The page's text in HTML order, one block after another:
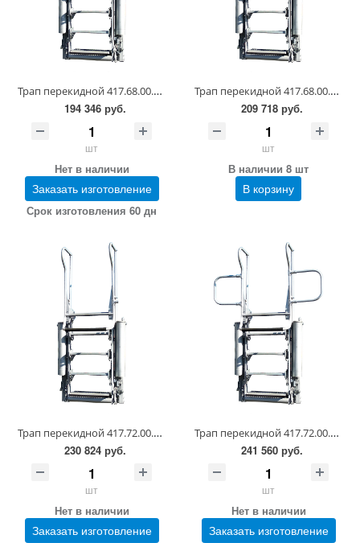
Трап перекидной 417.68.00.00.00
194 346 руб.
шт
Нет в наличии
Заказать изготовление
Срок изготовления 60 дн
Трап перекидной 417.68.00.00.00-02
209 718 руб.
шт
В наличии 8 шт
В корзину
Трап перекидной 417.72.00.00.00
230 824 руб.
шт
Нет в наличии
Заказать изготовление
Трап перекидной 417.72.00.00.00-02
241 560 руб.
шт
Нет в наличии
Заказать изготовление